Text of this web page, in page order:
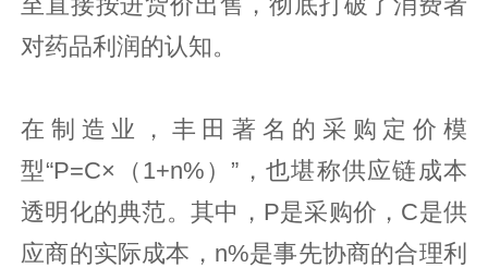
至直接按进货价出售，彻底打破了消费者
对药品利润的认知。
在制造业，丰田著名的采购定价模
型“P=C×（1+n%）”，也堪称供应链成本
透明化的典范。其中，P是采购价，C是供
应商的实际成本，n%是事先协商的合理利